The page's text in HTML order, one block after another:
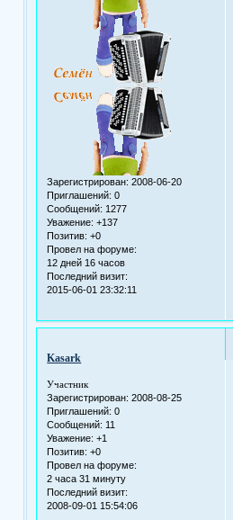
Зарегистрирован: 2008-06-20
Приглашений: 0
Сообщений: 1277
Уважение: +137
Позитив: +0
Провел на форуме:
12 дней 16 часов
Последний визит:
2015-06-01 23:32:11
Kasark
Участник
Зарегистрирован: 2008-08-25
Приглашений: 0
Сообщений: 11
Уважение: +1
Позитив: +0
Провел на форуме:
2 часа 31 минуту
Последний визит:
2008-09-01 15:54:06